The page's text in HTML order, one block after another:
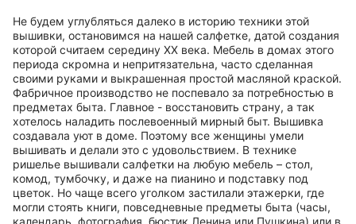
Не будем углубляться далеко в историю техники этой
вышивки, остановимся на нашей салфетке, датой создания
которой считаем середину ХХ века. Мебель в домах этого
периода скромна и непритязательна, часто сделанная
своими руками и выкрашенная простой масляной краской.
Фабричное производство не поспевало за потребностью в
предметах быта. Главное - восстановить страну, а так
хотелось наладить послевоенный мирный быт. Вышивка
создавала уют в доме. Поэтому все женщины умели
вышивать и делали это с удовольствием. В технике
ришелье вышивали салфетки на любую мебель – стол,
комод, тумбочку, и даже на пианино и подставку под
цветок. Но чаще всего уголком застилали этажерки, где
могли стоять книги, повседневные предметы быта (часы,
календарь, фотография, бюстик Ленина или Пушкина) или в